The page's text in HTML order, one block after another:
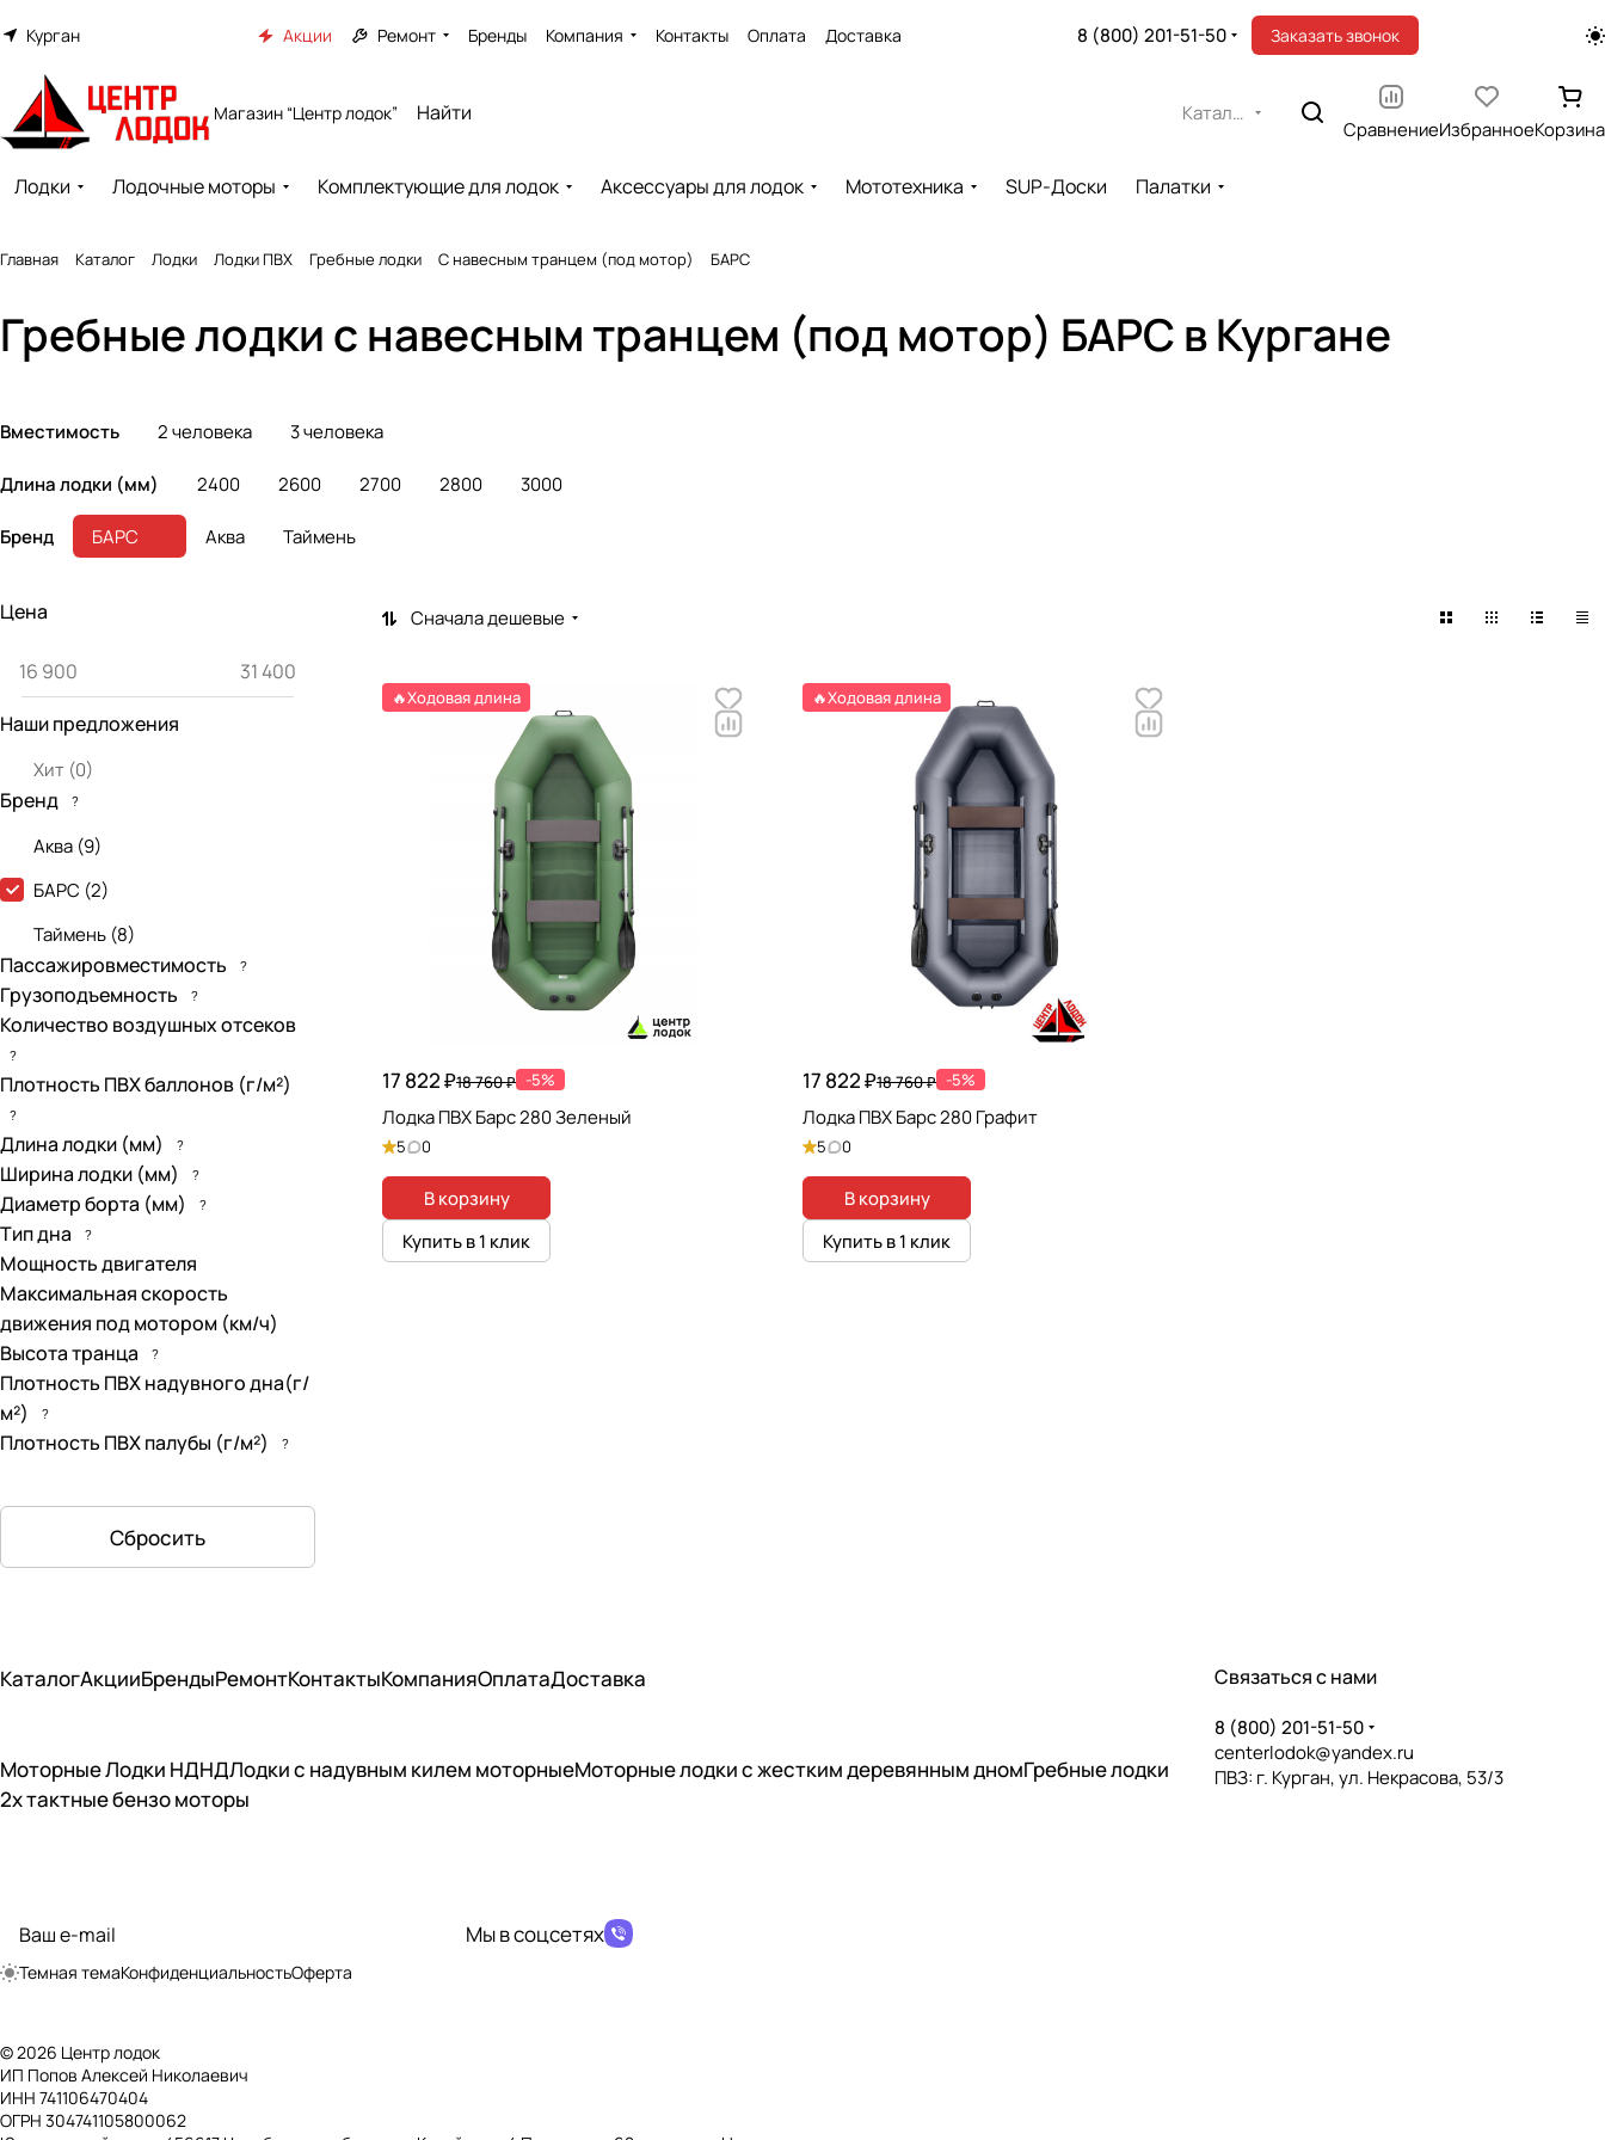
Курган Акции Ремонт Бренды Компания Контакты Оплата Доставка 8 (800) 201-51-50 Заказать звонок
Магазин “Центр лодок” Каталог
СравнениеИзбранноеКорзина
Лодки Лодочные моторы Комплектующие для лодок Аксессуары для лодок Мототехника SUP-Доски Палатки
Главная Каталог Лодки Лодки ПВХ Гребные лодки С навесным транцем (под мотор) БАРС
Гребные лодки с навесным транцем (под мотор) БАРС в Кургане
Вместимость 2 человека 3 человека
Длина лодки (мм) 2400 2600 2700 2800 3000
Бренд Аква
БАРС Таймень
Сначала дешевые
🔥Ходовая длина
17 822 ₽18 760 ₽ -5%
Лодка ПВХ Барс 280 Зеленый
5 0
В корзину
Купить в 1 клик
🔥Ходовая длина
17 822 ₽18 760 ₽ -5%
Лодка ПВХ Барс 280 Графит
5 0
В корзину
Купить в 1 клик
Цена
Наши предложения
Хит (0)
Бренд ?
Аква (9)
БАРС (2)
Таймень (8)
Пассажировместимость ?
Грузоподъемность ?
Количество воздушных отсеков
?
Плотность ПВХ баллонов (г/м²)
?
Длина лодки (мм) ?
Ширина лодки (мм) ?
Диаметр борта (мм) ?
Тип дна ?
Мощность двигателя
Максимальная скорость
движения под мотором (км/ч)
Высота транца
?
Плотность ПВХ надувного дна(г/
м²)
?
Плотность ПВХ палубы (г/м²) ?
Сбросить
КаталогАкцииБрендыРемонтКонтактыКомпанияОплатаДоставка
Моторные Лодки НДНДЛодки с надувным килем моторныеМоторные лодки с жестким деревянным дномГребные лодки
2х тактные бензо моторы
Мы в соцсетях
Связаться с нами
8 (800) 201-51-50
centerlodok@yandex.ru
ПВЗ: г. Курган, ул. Некрасова, 53/3
Темная темаКонфиденциальностьОферта
© 2026 Центр лодок
ИП Попов Алексей Николаевич
ИНН 741106470404
ОГРН 304741105800062